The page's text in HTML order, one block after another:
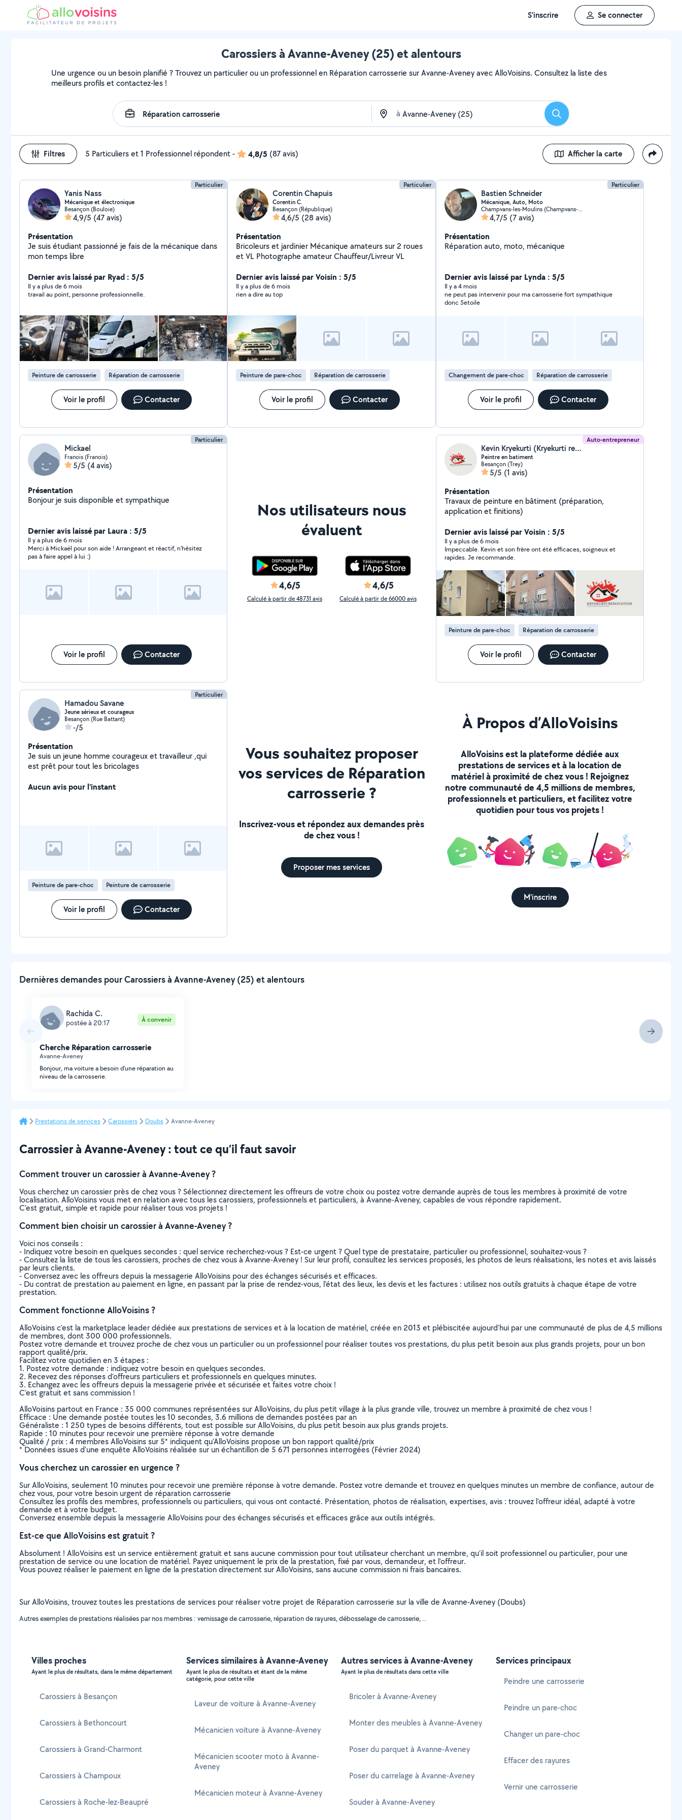
S'inscrire Se connecter
Carossiers à Avanne-Aveney (25) et alentours
Une urgence ou un besoin planifié ? Trouvez un particulier ou un professionnel en Réparation carrosserie sur Avanne-Aveney avec AlloVoisins. Consultez la liste des
meilleurs profils et contactez-les !
à Rechercher
Filtres 5 Particuliers et 1 Professionnel répondent- 4,8/5 (87 avis) Afficher la carte
Particulier
Yanis Nass
Mécanique et électronique
Besançon (Bouloie)
4,9/5 (47 avis)
Présentation
Je suis étudiant passionné je fais de la mécanique dans
mon temps libre
Dernier avis laissé par Ryad : 5/5
Il y a plus de 6 mois
travail au point, personne professionnelle.
Peinture de carrosserie Réparation de carrosserie
Voir le profil Contacter
Particulier
Corentin Chapuis
Corentin C.
Besançon (République)
4,6/5 (28 avis)
Présentation
Bricoleurs et jardinier Mécanique amateurs sur 2 roues
et VL Photographe amateur Chauffeur/Livreur VL
Dernier avis laissé par Voisin : 5/5
Il y a plus de 6 mois
rien a dire au top
Peinture de pare-choc Réparation de carrosserie
Voir le profil Contacter
Particulier
Bastien Schneider
Mécanique, Auto, Moto
Champvans-les-Moulins (Champvans-les-Moulins)
4,7/5 (7 avis)
Présentation
Réparation auto, moto, mécanique
Dernier avis laissé par Lynda : 5/5
Il y a 4 mois
ne peut pas intervenir pour ma carrosserie fort sympathique
donc 5etoile
Changement de pare-choc Réparation de carrosserie
Voir le profil Contacter
Particulier
Mickael
Franois (Franois)
5/5 (4 avis)
Présentation
Bonjour je suis disponible et sympathique
Dernier avis laissé par Laura : 5/5
Il y a plus de 6 mois
Merci à Mickaël pour son aide ! Arrangeant et réactif, n’hésitez
pas à faire appel à lui :)
Voir le profil Contacter
Nos utilisateurs nous
évaluent
4,6/5
Calculé à partir de 48731 avis
4,6/5
Calculé à partir de 66000 avis
Auto-entrepreneur
Kevin Kryekurti (Kryekurti renovation)
Peintre en batiment
Besançon (Trey)
5/5 (1 avis)
Présentation
Travaux de peinture en bâtiment (préparation,
application et finitions)
Dernier avis laissé par Voisin : 5/5
Il y a plus de 6 mois
Impeccable. Kevin et son frère ont été efficaces, soigneux et
rapides. Je recommande.
Peinture de pare-choc Réparation de carrosserie
Voir le profil Contacter
Particulier
Hamadou Savane
Jeune sérieux et courageux
Besançon (Rue Battant)
-/5
Présentation
Je suis un jeune homme courageux et travailleur ,qui
est prêt pour tout les bricolages
Aucun avis pour l'instant
Peinture de pare-choc Peinture de carrosserie
Voir le profil Contacter
Vous souhaitez proposer
vos services de Réparation
carrosserie ?
Inscrivez-vous et répondez aux demandes près
de chez vous !
Proposer mes services
À Propos d’AlloVoisins
AlloVoisins est la plateforme dédiée aux
prestations de services et à la location de
matériel à proximité de chez vous ! Rejoignez
notre communauté de 4,5 millions de membres,
professionnels et particuliers, et facilitez votre
quotidien pour tous vos projets !
M'inscrire
Dernières demandes pour Carossiers à Avanne-Aveney (25) et alentours
Rachida C.
postée à 20:17 À convenir
Cherche Réparation carrosserie
Avanne-Aveney
Bonjour, ma voiture a besoin d'une réparation au
niveau de la carrosserie.
Prestations de services Carossiers Doubs Avanne-Aveney
Carrossier à Avanne-Aveney : tout ce qu’il faut savoir
Comment trouver un carossier à Avanne-Aveney ?
Vous cherchez un carossier près de chez vous ? Sélectionnez directement les offreurs de votre choix ou postez votre demande auprès de tous les membres à proximité de votre
localisation. AlloVoisins vous met en relation avec tous les carossiers, professionnels et particuliers, à Avanne-Aveney, capables de vous répondre rapidement.
C’est gratuit, simple et rapide pour réaliser tous vos projets !
Comment bien choisir un carossier à Avanne-Aveney ?
Voici nos conseils :
- Indiquez votre besoin en quelques secondes : quel service recherchez-vous ? Est-ce urgent ? Quel type de prestataire, particulier ou professionnel, souhaitez-vous ?
- Consultez la liste de tous les carossiers, proches de chez vous à Avanne-Aveney ! Sur leur profil, consultez les services proposés, les photos de leurs réalisations, les notes et avis laissés
par leurs clients.
- Conversez avec les offreurs depuis la messagerie AlloVoisins pour des échanges sécurisés et efficaces.
- Du contrat de prestation au paiement en ligne, en passant par la prise de rendez-vous, l’état des lieux, les devis et les factures : utilisez nos outils gratuits à chaque étape de votre
prestation.
Comment fonctionne AlloVoisins ?
AlloVoisins c’est la marketplace leader dédiée aux prestations de services et à la location de matériel, créée en 2013 et plébiscitée aujourd’hui par une communauté de plus de 4,5 millions
de membres, dont 300 000 professionnels.
Postez votre demande et trouvez proche de chez vous un particulier ou un professionnel pour réaliser toutes vos prestations, du plus petit besoin aux plus grands projets, pour un bon
rapport qualité/prix.
Facilitez votre quotidien en 3 étapes :
1. Postez votre demande : indiquez votre besoin en quelques secondes.
2. Recevez des réponses d’offreurs particuliers et professionnels en quelques minutes.
3. Echangez avec les offreurs depuis la messagerie privée et sécurisée et faites votre choix !
C’est gratuit et sans commission !
AlloVoisins partout en France : 35 000 communes représentées sur AlloVoisins, du plus petit village à la plus grande ville, trouvez un membre à proximité de chez vous !
Efficace : Une demande postée toutes les 10 secondes, 3.6 millions de demandes postées par an
Généraliste : 1 250 types de besoins différents, tout est possible sur AlloVoisins, du plus petit besoin aux plus grands projets.
Rapide : 10 minutes pour recevoir une première réponse à votre demande
Qualité / prix : 4 membres AlloVoisins sur 5* indiquent qu’AlloVoisins propose un bon rapport qualité/prix
* Données issues d’une enquête AlloVoisins réalisée sur un échantillon de 5 671 personnes interrogées (Février 2024)
Vous cherchez un carossier en urgence ?
Sur AlloVoisins, seulement 10 minutes pour recevoir une première réponse à votre demande. Postez votre demande et trouvez en quelques minutes un membre de confiance, autour de
chez vous, pour votre besoin urgent de réparation carrosserie
Consultez les profils des membres, professionnels ou particuliers, qui vous ont contacté. Présentation, photos de réalisation, expertises, avis : trouvez l'offreur idéal, adapté à votre
demande et à votre budget.
Conversez ensemble depuis la messagerie AlloVoisins pour des échanges sécurisés et efficaces grâce aux outils intégrés.
Est-ce que AlloVoisins est gratuit ?
Absolument ! AlloVoisins est un service entièrement gratuit et sans aucune commission pour tout utilisateur cherchant un membre, qu’il soit professionnel ou particulier, pour une
prestation de service ou une location de matériel. Payez uniquement le prix de la prestation, fixé par vous, demandeur, et l’offreur.
Vous pouvez réaliser le paiement en ligne de la prestation directement sur AlloVoisins, sans aucune commission ni frais bancaires.
Sur AlloVoisins, trouvez toutes les prestations de services pour réaliser votre projet de Réparation carrosserie sur la ville de Avanne-Aveney (Doubs)
Autres exemples de prestations réalisées par nos membres : vernissage de carrosserie, réparation de rayures, débosselage de carrosserie, ..
Villes proches
Ayant le plus de résultats, dans le même département
Carossiers à Besançon
Carossiers à Bethoncourt
Carossiers à Grand-Charmont
Carossiers à Champoux
Carossiers à Roche-lez-Beaupré
Services similaires à Avanne-Aveney
Ayant le plus de résultats et étant de la même
catégorie, pour cette ville
Laveur de voiture à Avanne-Aveney
Mécanicien voiture à Avanne-Aveney
Mécanicien scooter moto à Avanne-
Aveney
Mécanicien moteur à Avanne-Aveney
Autres services à Avanne-Aveney
Ayant le plus de résultats dans cette ville
Bricoler à Avanne-Aveney
Monter des meubles à Avanne-Aveney
Poser du parquet à Avanne-Aveney
Poser du carrelage à Avanne-Aveney
Souder à Avanne-Aveney
Services principaux
Peindre une carrosserie
Peindre un pare-choc
Changer un pare-choc
Effacer des rayures
Vernir une carrosserie